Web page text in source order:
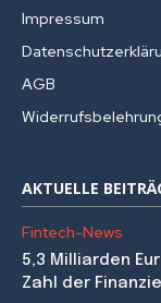
Impressum
AGB
AKTUELLE
Fintech-News
5,3 Milliarden
Zahl der